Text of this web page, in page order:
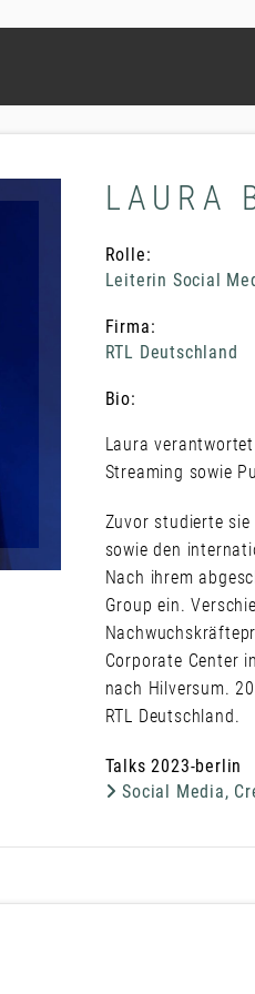
LAURA
Rolle:
Leiterin Social
Firma:
RTL Deutschland
Bio:
Laura
Streaming sowie
Zuvor studierte
sowie den
Nach ihrem
Group ein.
Corporate Center
nach Hilversum.
RTL Deutschland.
Talks 2023-berlin
Social Media,